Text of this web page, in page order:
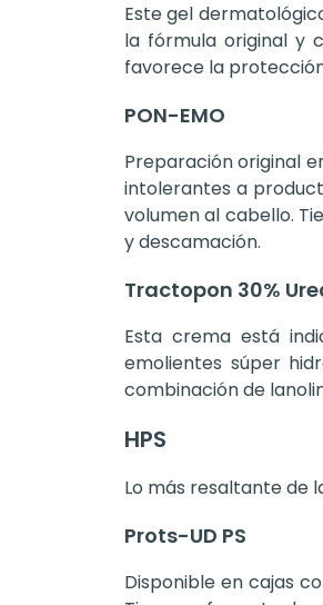
Este gel
la fórmula original y
favorece la
PON-EMO
Preparación original
intolerantes a
volumen al cabello.
y descamación.
Tractopon 30%
Esta crema está
emolientes súper
combinación de
HPS
Lo más resaltante de
Prots-UD PS
Disponible en cajas